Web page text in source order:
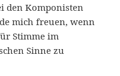
den Komponisten
mich freuen, wenn
Stimme im
Sinne zu